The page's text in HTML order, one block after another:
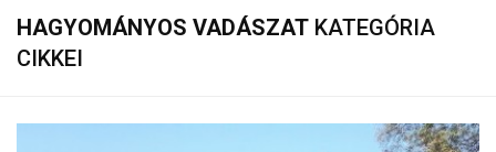
HAGYOMÁNYOS VADÁSZAT KATEGÓRIA
CIKKEI